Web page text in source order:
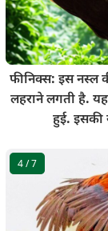
फीनिक्स: इस नस्ल
लहराने लगती है.
हुई. इसकी
4/ 7